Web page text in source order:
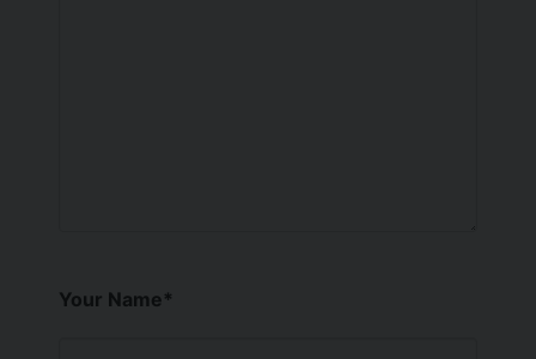
Your Name*